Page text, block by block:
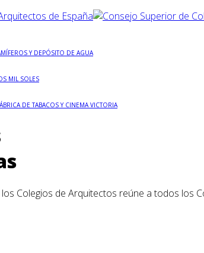
Y DEPÓSITO DE AGUA
MIL SOLES
DE TABACOS Y CINEMA VICTORIA
Colegios de Arquitectos reúne a todos los